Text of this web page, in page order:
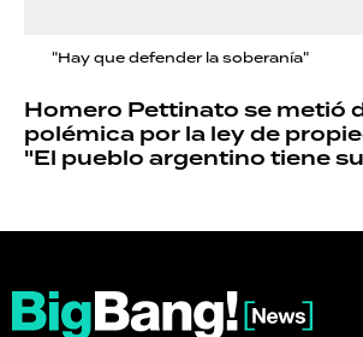
"Hay que defender la soberanía"
Homero Pettinato se metió
polémica por la ley de
"El pueblo argentino tiene